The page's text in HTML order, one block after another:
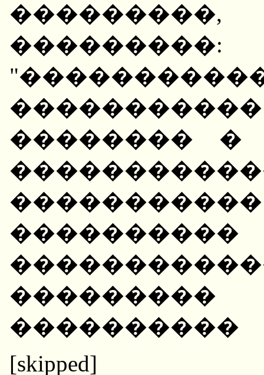
�������� �
����������
[skipped]